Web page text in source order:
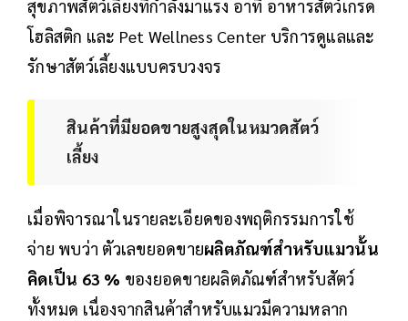
สุขภาพสัตว์เลี้ยงที่กำลังมาแรง อาทิ อาหารสัตว์เกรด
โฮลิสติก และ Pet Wellness Center บริการดูแลและ
รักษาสัตว์เลี้ยงแบบครบวงจร
สินค้าที่มียอดขายสูงสุดในหมวดสัตว์
เลี้ยง
เมื่อพิจารณาในรายละเอียดของพฤติกรรมการใช้
จ่าย พบว่า ตัวเลขยอดขายผลิตภัณฑ์สำหรับแมวนั้น
คิดเป็น 63 % ของยอดขายผลิตภัณฑ์สำหรับสัตว์
ทั้งหมด เนื่องจากสินค้าสำหรับแมวมีความหลาก